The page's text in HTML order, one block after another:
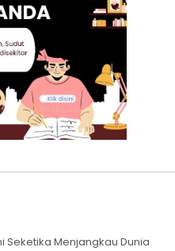
Seketika Menjangkau Dunia